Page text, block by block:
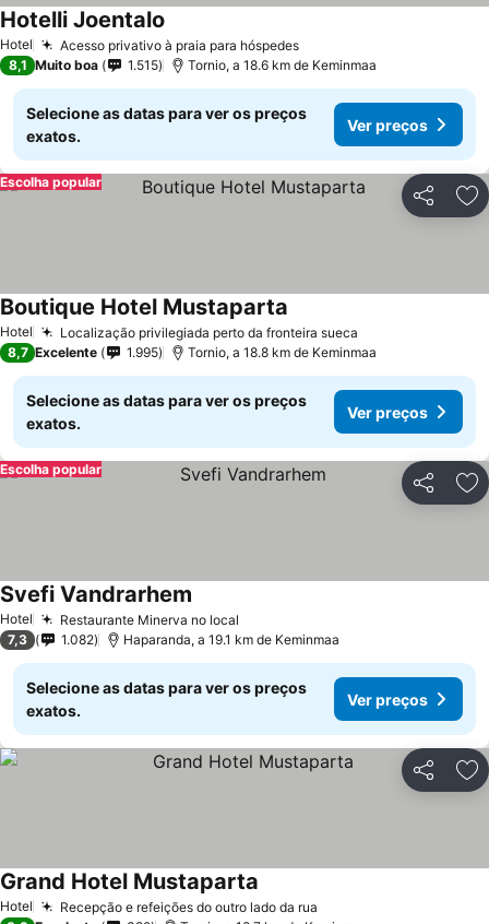
Hotel Acesso privativo à praia para hóspedes
Hotelli Joentalo
8,1 Muito boa 1.515 Tornio, a 18.6 km de Keminmaa
Selecione as datas para ver os preços
exatos.
Ver preços
Partilhar
Escolha popular
Hotel Localização privilegiada perto da fronteira sueca
Boutique Hotel Mustaparta
8,7 Excelente 1.995 Tornio, a 18.8 km de Keminmaa
Selecione as datas para ver os preços
exatos.
Ver preços
Partilhar
Escolha popular
Hotel Restaurante Minerva no local
Svefi Vandrarhem
7,3 1.082 Haparanda, a 19.1 km de Keminmaa
Selecione as datas para ver os preços
exatos.
Ver preços
Partilhar
Hotel Recepção e refeições do outro lado da rua
Grand Hotel Mustaparta